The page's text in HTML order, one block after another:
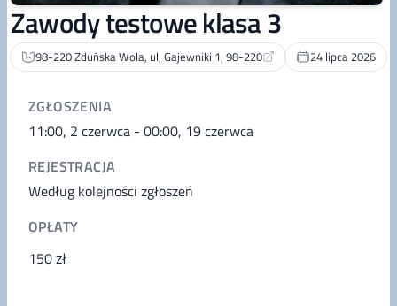
Zawody testowe klasa 3
98-220 Zduńska Wola, ul, Gajewniki 1, 98-220 24 lipca 2026
ZGŁOSZENIA
11:00, 2 czerwca - 00:00, 19 czerwca
REJESTRACJA
Według kolejności zgłoszeń
OPŁATY
150 zł